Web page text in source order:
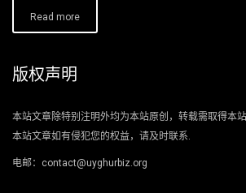
Read more
版权声明
本站文章除特别注明外均为本站原创，转载需取得本
本站文章如有侵犯您的权益，请及时联系.
电邮：contact@uyghurbiz.org